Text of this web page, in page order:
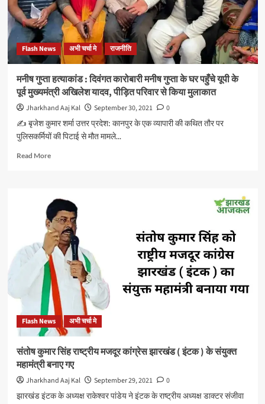
जलाकर
किया
विरोध
प्रदर्शन
Flash News अभी चर्चा मे राजनीति
मनीष गुप्ता हत्याकांड : दिवंगत कारोबारी मनीष गुप्ता के घर पहुँचे यूपी के
पूर्व मुख्यमंत्री अखिलेश यादव, पीड़ित परिवार से किया मुलाकात
Jharkhand Aaj Kal September 30, 2021
0
✍️ बृजेश कुमार शर्मा उत्तर प्रदेश: कानपुर के एक व्यापारी की कथित तौर पर
पुलिसकर्मियों की पिटाई से मौत मामले...
Read MoreRead
गुप्ता
हत्याकांड
:
दिवंगत
कारोबारी
मनीष
गुप्ता
के
घर
पहुँचे
यूपी
के
पूर्व
मुख्यमंत्री
अखिलेश
यादव,
पीड़ित
परिवार
से
Flash News अभी चर्चा मे
संतोष कुमार सिंह राष्ट्रीय मजदूर कांग्रेस झारखंड ( इंटक ) के संयुक्त
महामंत्री बनाए गए
Jharkhand Aaj Kal September 29, 2021
0
झारखंड इंटक के अध्यक्ष राकेश्वर पांडेय ने इंटक के राष्ट्रीय अध्यक्ष डाक्टर संजीवा